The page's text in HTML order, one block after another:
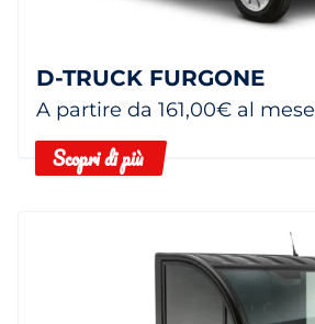
D-TRUCK FURGONE
A partire da 161,00€ al mese
Scopri di più